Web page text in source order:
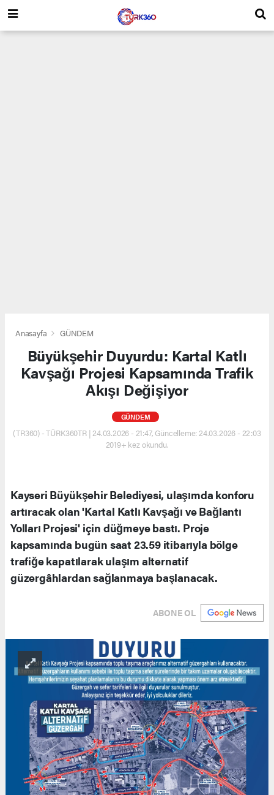
Anasayfa GÜNDEM
Büyükşehir Duyurdu: Kartal Katlı
Kavşağı Projesi Kapsamında Trafik
Akışı Değişiyor
GÜNDEM
(TR360) - TÜRK360TR | 24.03.2026 - 21:47, Güncelleme: 24.03.2026 - 22:03
2019+ kez okundu.
Kayseri Büyükşehir Belediyesi, ulaşımda konforu
artıracak olan 'Kartal Katlı Kavşağı ve Bağlantı
Yolları Projesi' için düğmeye bastı. Proje
kapsamında bugün saat 23.59 itibarıyla bölge
trafiğe kapatılarak ulaşım alternatif
güzergâhlardan sağlanmaya başlanacak.
ABONE OL